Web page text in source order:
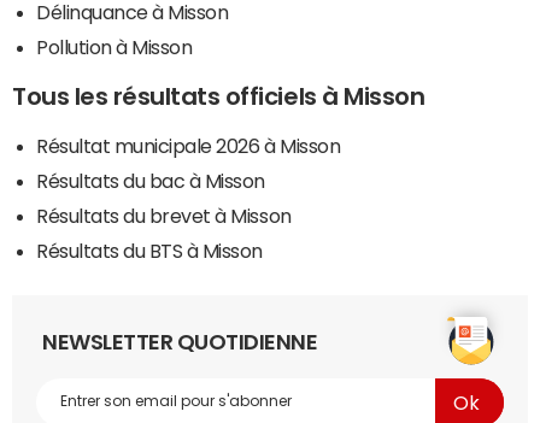
Délinquance à Misson
Pollution à Misson
Tous les résultats officiels à Misson
Résultat municipale 2026 à Misson
Résultats du bac à Misson
Résultats du brevet à Misson
Résultats du BTS à Misson
NEWSLETTER QUOTIDIENNE